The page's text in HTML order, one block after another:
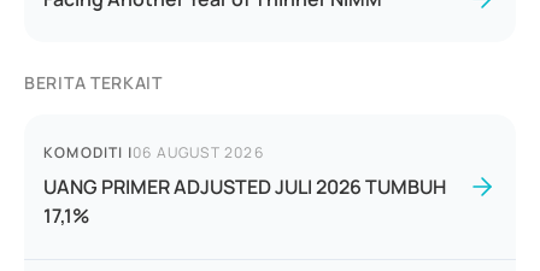
BERITA TERKAIT
KOMODITI |06 AUGUST 2026
UANG PRIMER ADJUSTED JULI 2026 TUMBUH
17,1%